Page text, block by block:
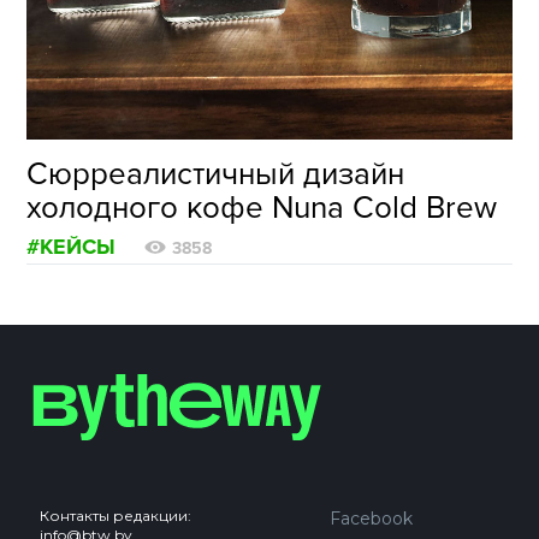
Сюрреалистичный дизайн
холодного кофе Nuna Cold Brew
#КЕЙСЫ 3858
Контакты редакции:
info@btw.by
Facebook
ФОТОГРАФИЯ
ТИПОГРАФИКА
ИСТОРИИ БРЕНДОВ
О ПРОЕКТЕ